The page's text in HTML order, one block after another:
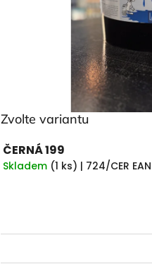
Zvolte variantu
ČERNÁ 199
Skladem (1 ks) | 724/CER